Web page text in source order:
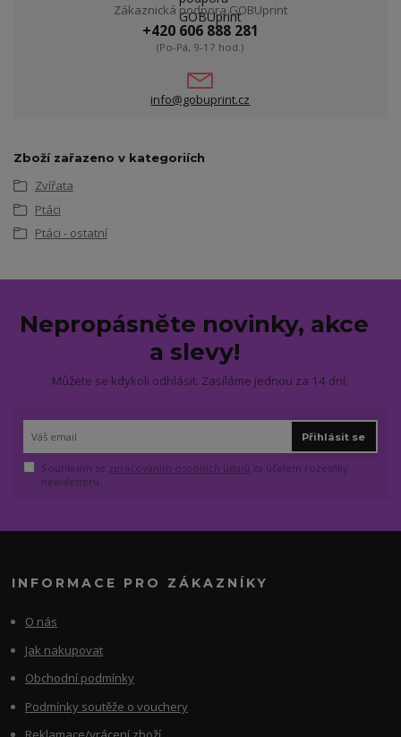
Zákaznická podpora GOBUprint
+420 606 888 281
(Po-Pá, 9-17 hod.)
info@gobuprint.cz
Zboží zařazeno v kategoriích
Zvířata
Ptáci
Ptáci - ostatní
Nepropásněte novinky, akce
a slevy!
Můžete se kdykoli odhlásit. Zasíláme jednou za 14 dní.
Přihlásit se
Souhlasím se zpracováním osobních údajů za účelem rozesílky
newsletteru.
INFORMACE PRO ZÁKAZNÍKY
O nás
Jak nakupovat
Obchodní podmínky
Podmínky soutěže o vouchery